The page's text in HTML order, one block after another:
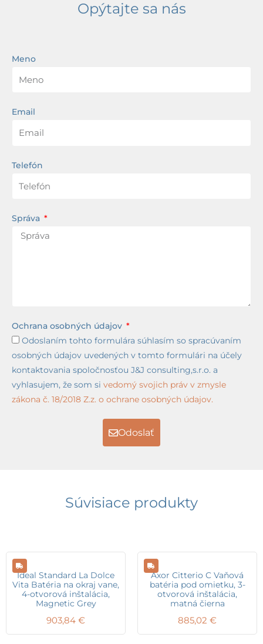
Opýtajte sa nás
Meno
Email
Telefón
Správa
Ochrana osobných údajov
Odoslaním tohto formulára súhlasím so spracúvaním
osobných údajov uvedených v tomto formulári na účely
kontaktovania spoločnosťou J&J consulting,s.r.o. a
vyhlasujem, že som si vedomý svojich práv v zmysle
zákona č. 18/2018 Z.z. o ochrane osobných údajov.
Odoslať
Súvisiace produkty
Ideal Standard La Dolce
Vita Batéria na okraj vane,
4-otvorová inštalácia,
Magnetic Grey
903,84 €
Axor Citterio C Vaňová
batéria pod omietku, 3-
otvorová inštalácia,
matná čierna
885,02 €